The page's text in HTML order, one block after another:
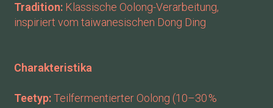
Tradition:Klassische Oolong-Verarbeitung,
inspiriert vom taiwanesischen Dong Ding
Charakteristika
Teetyp:Teilfermentierter Oolong (10–30 %